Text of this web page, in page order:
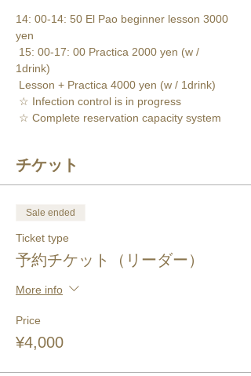
14: 00-14: 50 El Pao beginner lesson 3000
yen
1drink)
Lesson + Practica 4000 yen (w / 1drink)
☆ Infection control is in progress
☆ Complete reservation capacity system
チケット
Sale ended
Ticket type
予約チケット（リーダー）
More info
Price
¥4,000